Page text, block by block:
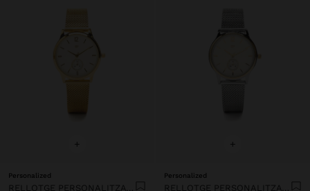
+
Personalized
+
Personalized